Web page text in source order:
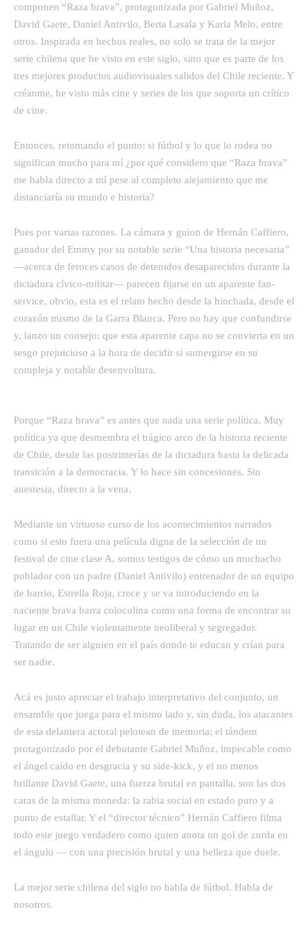
componen “Raza brava”, protagonizada por Gabriel Muñoz,
David Gaete, Daniel Antivilo, Berta Lasala y Karla Melo, entre
otros. Inspirada en hechos reales, no solo se trata de la mejor
serie chilena que he visto en este siglo, sino que es parte de los
tres mejores productos audiovisuales salidos del Chile reciente. Y
créanme, he visto más cine y series de los que soporta un crítico
de cine.
Entonces, retomando el punto: si fútbol y lo que lo rodea no
significan mucho para mí ¿por qué considero que “Raza brava”
me habla directo a mí pese al completo alejamiento que me
distanciaría su mundo e historia?
Pues por varias razones. La cámara y guion de Hernán Caffiero,
ganador del Emmy por su notable serie “Una historia necesaria”
—acerca de feroces casos de detenidos desaparecidos durante la
dictadura cívico-militar— parecen fijarse en un aparente fan-
service, obvio, esta es el relato hecho desde la hinchada, desde el
corazón mismo de la Garra Blanca. Pero no hay que confundirse
y, lanzo un consejo: que esta aparente capa no se convierta en un
sesgo prejuicioso a la hora de decidir si sumergirse en su
compleja y notable desenvoltura.
Porque “Raza brava” es antes que nada una serie política. Muy
política ya que desmembra el trágico arco de la historia reciente
de Chile, desde las postrimerías de la dictadura hasta la delicada
transición a la democracia. Y lo hace sin concesiones. Sin
anestesia, directo a la vena.
Mediante un virtuoso curso de los acontecimientos narrados
como si esto fuera una película digna de la selección de un
festival de cine clase A, somos testigos de cómo un muchacho
poblador con un padre (Daniel Antivilo) entrenador de un equipo
de barrio, Estrella Roja, crece y se va introduciendo en la
naciente brava barra colocolina como una forma de encontrar su
lugar en un Chile violentamente neoliberal y segregador.
Tratando de ser alguien en el país donde te educan y crían para
ser nadie.
Acá es justo apreciar el trabajo interpretativo del conjunto, un
ensamble que juega para el mismo lado y, sin duda, los atacantes
de esta delantera actoral pelotean de memoria; el tándem
protagonizado por el debutante Gabriel Muñoz, impecable como
el ángel caído en desgracia y su side-kick, y el no menos
brillante David Gaete, una fuerza brutal en pantalla, son las dos
caras de la misma moneda: la rabia social en estado puro y a
punto de estallar. Y el “director técnico” Hernán Caffiero filma
todo este juego verdadero como quien anota un gol de zurda en
el ángulo — con una precisión brutal y una belleza que duele.
La mejor serie chilena del siglo no habla de fútbol. Habla de
nosotros.